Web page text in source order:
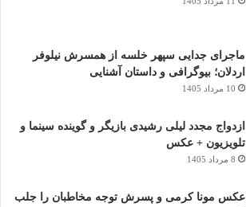
ماجرای جدایی سپهر خلسه از همسرش نیلوفر
اردلان؛ بیوگرافی و داستان آشنایی
10 مرداد 1405
ازدواج مجدد لیلی رشیدی بازیگر و گوینده سینما و
تلویزیون + عکس
8 مرداد 1405
عکس مونا کرمی و پسرش توجه مخاطبان را جلب